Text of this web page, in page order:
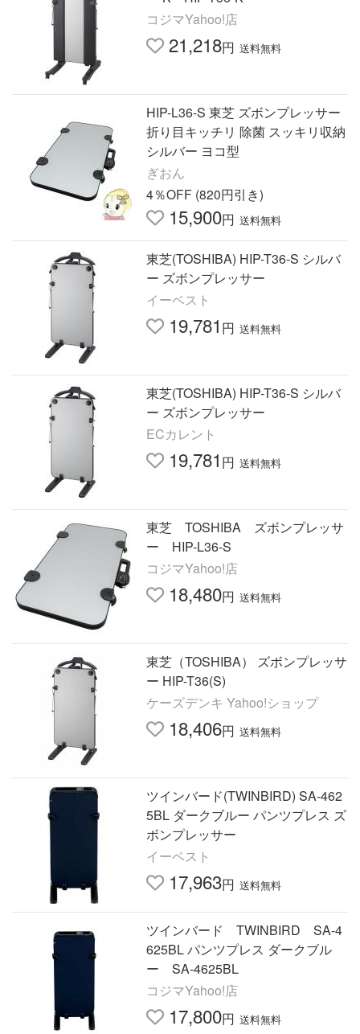
コジマYahoo!店
21,218円 送料無料
HIP-L36-S 東芝 ズボンプレッサー
折り目キッチリ 除菌 スッキリ収納
シルバー ヨコ型
ぎおん
4％OFF (820円引き)
15,900円 送料無料
東芝(TOSHIBA) HIP-T36-S シルバ
ー ズボンプレッサー
イーベスト
19,781 円 送料無料
東芝(TOSHIBA) HIP-T36-S シルバ
ー ズボンプレッサー
ECカレント
19,781 円 送料無料
東芝 TOSHIBA ズボンプレッサ
ー HIP-L36-S
コジマYahoo!店
18,480円 送料無料
東芝（TOSHIBA） ズボンプレッサ
ー HIP-T36(S)
ケーズデンキ Yahoo!ショップ
18,406円 送料無料
ツインバード(TWINBIRD) SA-462
5BL ダークブルー パンツプレス ズ
ボンプレッサー
イーベスト
17,963円 送料無料
ツインバード TWINBIRD SA-4
625BL パンツプレス ダークブル
ー SA-4625BL
コジマYahoo!店
17,800円 送料無料